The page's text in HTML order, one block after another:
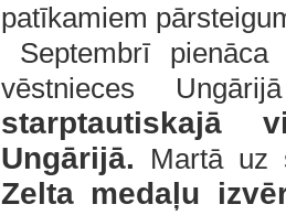
patīkamiem
Septembrī
vēstnieces
starptautiskajā
Ungārijā. Martā uz
Zelta medaļu